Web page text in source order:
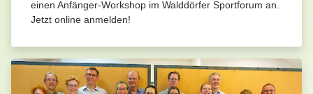
einen Anfänger-Workshop im Walddörfer Sportforum an.
Jetzt online anmelden!